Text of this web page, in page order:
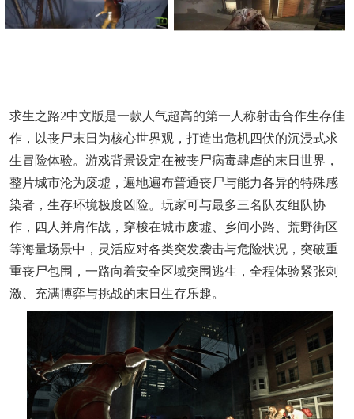
求生之路2中文版是一款人气超高的第一人称射击合作生存佳
作，以丧尸末日为核心世界观，打造出危机四伏的沉浸式求
生冒险体验。游戏背景设定在被丧尸病毒肆虐的末日世界，
整片城市沦为废墟，遍地遍布普通丧尸与能力各异的特殊感
染者，生存环境极度凶险。玩家可与最多三名队友组队协
作，四人并肩作战，穿梭在城市废墟、乡间小路、荒野街区
等海量场景中，灵活应对各类突发袭击与危险状况，突破重
重丧尸包围，一路向着安全区域突围逃生，全程体验紧张刺
激、充满博弈与挑战的末日生存乐趣。